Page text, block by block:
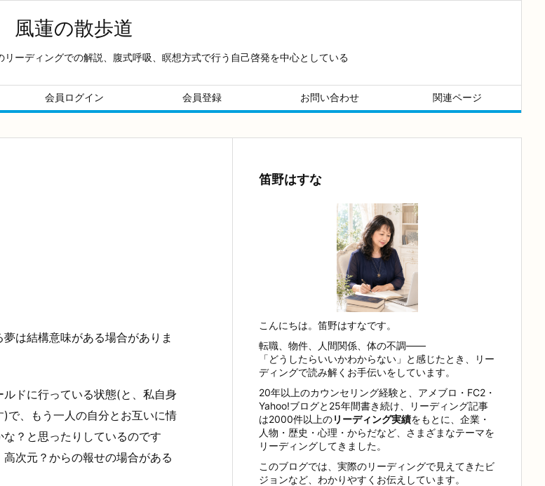
風蓮の散歩道
ーディングでの解説、腹式呼吸、瞑想方式で行う自己啓発を中心としている
会員ログイン 会員登録 お問い合わせ 関連ページ
は結構意味がある場合がありま
ルドに行っている状態(と、私自身
)で、もう一人の自分とお互いに情
？と思ったりしているのです
次元？からの報せの場合がある
笛野はすな
こんにちは。笛野はすなです。
転職、物件、人間関係、体の不調——
「どうしたらいいかわからない」と感じたとき、リー
ディングで読み解くお手伝いをしています。
20年以上のカウンセリング経験と、アメブロ・FC2・
Yahoo!ブログと25年間書き続け、リーディング記事
は2000件以上のリーディング実績をもとに、企業・
人物・歴史・心理・からだなど、さまざまなテーマを
リーディングしてきました。
このブログでは、実際のリーディングで見えてきたビ
ジョンなど、わかりやすくお伝えしています。